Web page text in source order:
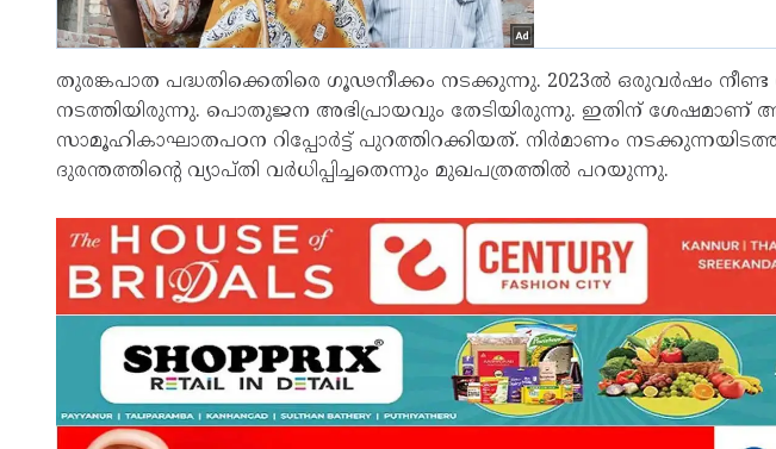
തുരങ്കപാത പദ്ധതിക്കെതിരെ ഗൂഢനീക്കം നടക്കുന്നു. 2023ല്‍ ഒരുവര്‍ഷം
നടത്തിയിരുന്നു. പൊതുജന അഭിപ്രായവും തേടിയിരുന്നു. ഇതിന് ശേഷമാണ്
സാമൂഹികാഘാതപഠന റിപ്പോര്‍ട്ട് പുറത്തിറക്കിയത്. നിര്‍മാണം നടക്കുന്നയിടത്ത്
ദുരന്തത്തിന്റെ വ്യാപ്തി വര്‍ധിപ്പിച്ചതെന്നും മുഖപത്രത്തില്‍ പറയുന്നു.